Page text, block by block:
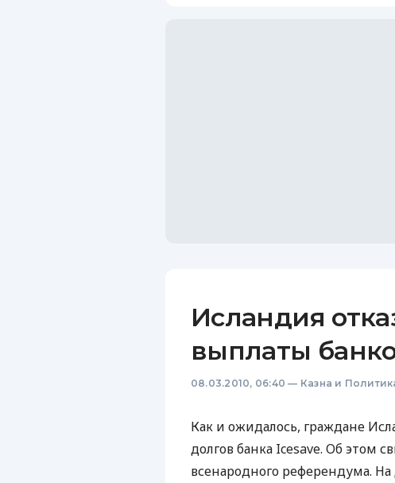
Исландия
выплаты
08.03.2010, 06:40 — Казна и
Как и ожидалось, граждане
долгов банка Icesave. Об этом
всенародного референдума.